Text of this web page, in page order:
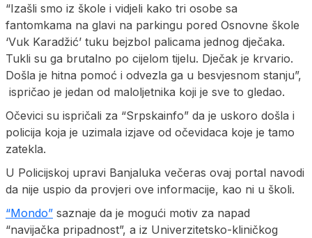
“Izašli smo iz škole i vidjeli kako tri osobe sa
fantomkama na glavi na parkingu pored Osnovne škole
‘Vuk Karadžić’ tuku bejzbol palicama jednog dječaka.
Tukli su ga brutalno po cijelom tijelu. Dječak je krvario.
Došla je hitna pomoć i odvezla ga u besvjesnom stanju”,
ispričao je jedan od maloljetnika koji je sve to gledao.
Očevici su ispričali za “Srpskainfo” da je uskoro došla i
policija koja je uzimala izjave od očevidaca koje je tamo
zatekla.
U Policijskoj upravi Banjaluka večeras ovaj portal navodi
da nije uspio da provjeri ove informacije, kao ni u školi.
“Mondo” saznaje da je mogući motiv za napad
“navijačka pripadnost”, a iz Univerzitetsko-kliničkog